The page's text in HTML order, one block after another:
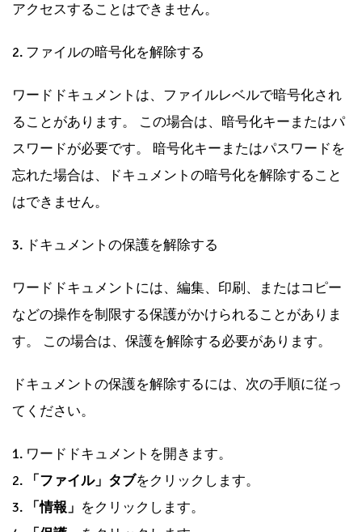
アクセスすることはできません。
2. ファイルの暗号化を解除する
ワードドキュメントは、ファイルレベルで暗号化され
ることがあります。 この場合は、暗号化キーまたはパ
スワードが必要です。 暗号化キーまたはパスワードを
忘れた場合は、ドキュメントの暗号化を解除すること
はできません。
3. ドキュメントの保護を解除する
ワードドキュメントには、編集、印刷、またはコピー
などの操作を制限する保護がかけられることがありま
す。 この場合は、保護を解除する必要があります。
ドキュメントの保護を解除するには、次の手順に従っ
てください。
1. ワードドキュメントを開きます。
2.
「ファイル」タブをクリックします。
3.
「情報」 をクリックします。